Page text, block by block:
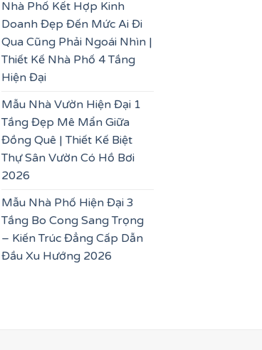
Nhà Phố Kết Hợp Kinh
Doanh Đẹp Đến Mức Ai Đi
Qua Cũng Phải Ngoái Nhìn |
Thiết Kế Nhà Phố 4 Tầng
Hiện Đại
Mẫu Nhà Vườn Hiện Đại 1
Tầng Đẹp Mê Mẩn Giữa
Đồng Quê | Thiết Kế Biệt
Thự Sân Vườn Có Hồ Bơi
2026
Mẫu Nhà Phố Hiện Đại 3
Tầng Bo Cong Sang Trọng
– Kiến Trúc Đẳng Cấp Dẫn
Đầu Xu Hướng 2026